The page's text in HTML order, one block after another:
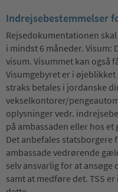
Indrejsebestemmelser
Rejsedokumentationen
i mindst 6 måneder. Visum:
visum. Visummet kan også
Visumgebyret er i øjeblikket
straks betales i jordanske
vekselkontorer/
oplysninger vedr.
på ambassaden eller hos
Det anbefales statsborgere
ambassade vedrørende
selv ansvarlig for at
samt at medføre det. TSS